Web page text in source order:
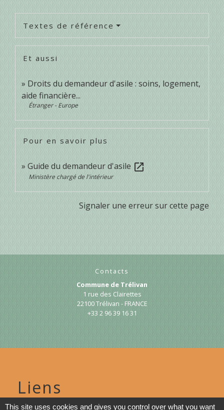
Textes de référence
Et aussi
Droits du demandeur d'asile : soins, logement,
aide financière...
Étranger - Europe
Pour en savoir plus
Guide du demandeur d'asile open_in_new
Ministère chargé de l'intérieur
Signaler une erreur sur cette page
Contacts
Commune de Trélivan
1 rue des Clairettes
22100 Trélivan - FRANCE
+33 2 96 39 16 31
Liens
This site uses cookies and gives you control over what you want